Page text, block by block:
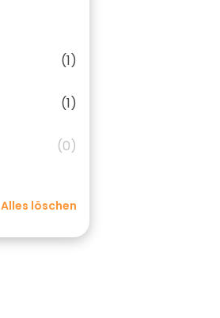
(1)
(1)
(0)
Alles löschen